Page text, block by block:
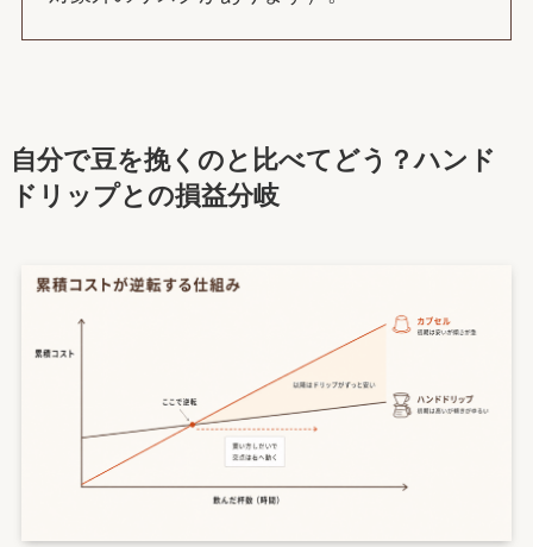
自分で豆を挽くのと比べてどう？ハンド
ドリップとの損益分岐